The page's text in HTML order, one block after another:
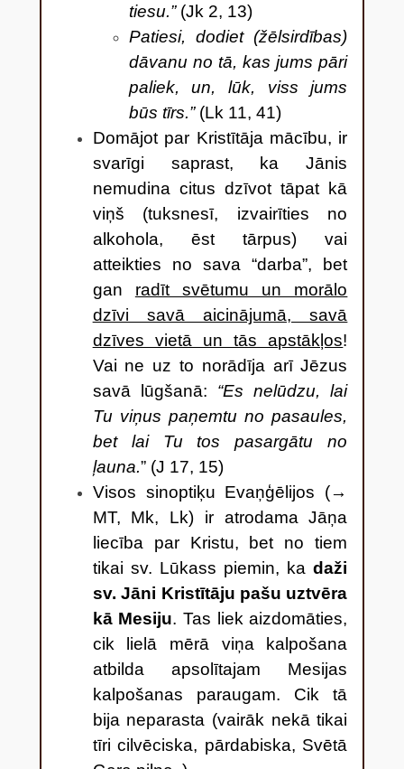
tiesu.” (Jk 2, 13)
Patiesi, dodiet (žēlsirdības)
dāvanu no tā, kas jums pāri
paliek, un, lūk, viss jums
būs tīrs.” (Lk 11, 41)
Domājot par Kristītāja mācību, ir
svarīgi saprast, ka Jānis
nemudina citus dzīvot tāpat kā
viņš (tuksnesī, izvairīties no
alkohola, ēst tārpus) vai
atteikties no sava “darba”, bet
gan radīt svētumu un morālo
dzīvi savā aicinājumā, savā
dzīves vietā un tās apstākļos!
Vai ne uz to norādīja arī Jēzus
savā lūgšanā: “Es nelūdzu, lai
Tu viņus paņemtu no pasaules,
bet lai Tu tos pasargātu no
ļauna.” (J 17, 15)
Visos sinoptiķu Evaņģēlijos (→
MT, Mk, Lk) ir atrodama Jāņa
liecība par Kristu, bet no tiem
tikai sv. Lūkass piemin, kadaži
sv. Jāni Kristītāju pašu uztvēra
kā Mesiju. Tas liek aizdomāties,
cik lielā mērā viņa kalpošana
atbilda apsolītajam Mesijas
kalpošanas paraugam. Cik tā
bija neparasta (vairāk nekā tikai
tīri cilvēciska, pārdabiska, Svētā